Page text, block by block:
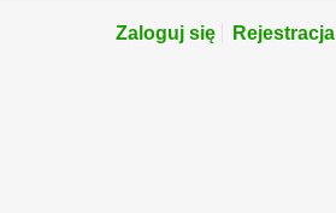
Zaloguj się Rejestracja